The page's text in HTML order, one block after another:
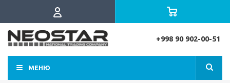
+998 90 902-00-51
МЕНЮ